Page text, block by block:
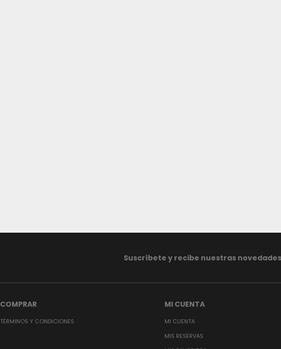
COMPRAR
TÉRMINOS Y CONDICIONES
MI CUENTA
MI CUENTA
MIS RESERVAS
Suscríbete y recibe nuestras novedades